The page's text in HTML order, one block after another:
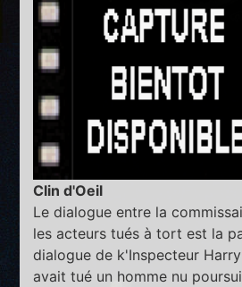
Clin d'Oeil
Le dialogue entre la
les acteurs tués à tort est la
dialogue de k'Inspecteur
avait tué un homme nu